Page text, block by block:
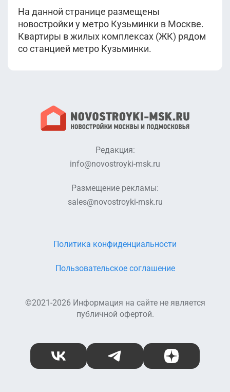
На данной странице размещены
новостройки у метро Кузьминки в Москве.
Квартиры в жилых комплексах (ЖК) рядом
со станцией метро Кузьминки.
Редакция:
info@novostroyki-msk.ru
Размещение рекламы:
sales@novostroyki-msk.ru
©2021-2026 Информация на сайте не является
публичной офертой.
Пользовательское соглашение
Политика конфиденциальности
ВКонтакте Telegram Дзен